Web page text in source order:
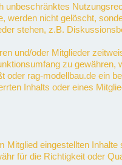
werden nicht gelöscht,
stehen, z.B.
und/oder Mitglieder
zu gewähren,
rag-modellbau.de ein
Inhalts oder eines
eingestellten
für die Richtigkeit oder